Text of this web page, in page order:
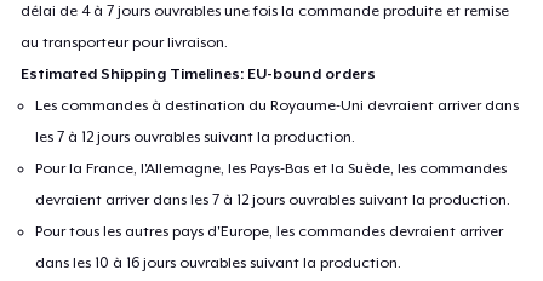
délai de 4 à 7 jours ouvrables une fois la commande produite et remise
au transporteur pour livraison.
Estimated Shipping Timelines: EU-bound orders
Les commandes à destination du Royaume-Uni devraient arriver dans
les 7 à 12 jours ouvrables suivant la production.
Pour la France, l'Allemagne, les Pays-Bas et la Suède, les commandes
devraient arriver dans les 7 à 12 jours ouvrables suivant la production.
Pour tous les autres pays d'Europe, les commandes devraient arriver
dans les 10 à 16 jours ouvrables suivant la production.